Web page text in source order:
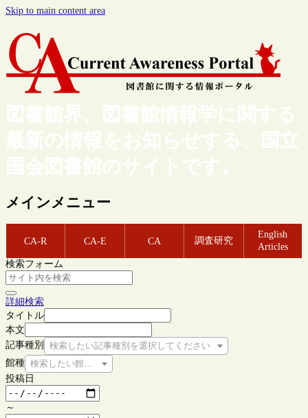
Skip to main content area
図書館界、図書館情報学に関する
最新の情報をお知らせする、国立
国会図書館のサイトです。
メインメニュー
CA-R CA-E CA 調査研究
English
Articles
検索フォーム
詳細検索
タイトル
本文
記事種別
検索したい記事種別を選択してください
館種 検索したい館種を選択してください
投稿日
～